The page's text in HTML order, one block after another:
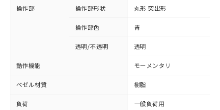
操作部 操作部形状 丸形 突出形
操作部色 青
透明/不透明 透明
動作機能 モーメンタリ
ベゼル材質 樹脂
負荷 一般負荷用